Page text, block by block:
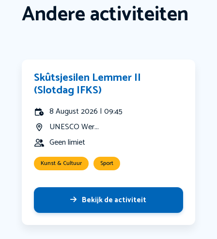
Andere activiteiten
Skûtsjesilen Lemmer II
(Slotdag IFKS)
8 August 2026 | 09:45
UNESCO Wer...
Geen limiet
Kunst & Cultuur Sport
Bekijk de activiteit